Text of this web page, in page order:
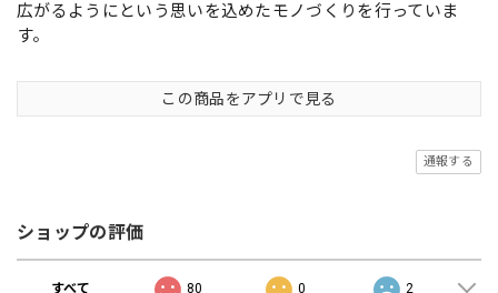
広がるようにという思いを込めたモノづくりを行っていま
す。
この商品をアプリで見る
通報する
ショップの評価
すべて 80 0 2